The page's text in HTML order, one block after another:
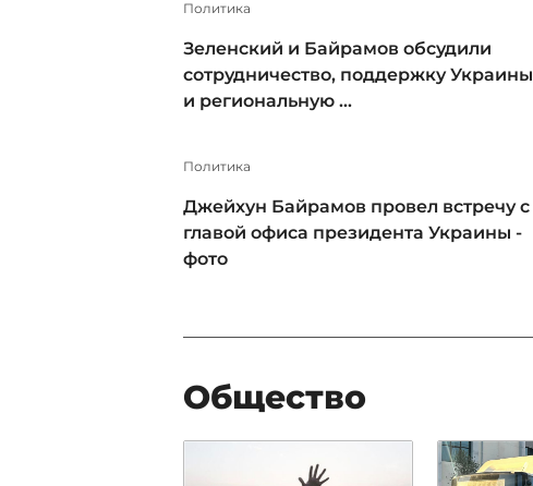
Политика
Зеленский и Байрамов обсудили
сотрудничество, поддержку Украины
и региональную ...
Политика
Джейхун Байрамов провел встречу с
главой офиса президента Украины -
фото
Общество